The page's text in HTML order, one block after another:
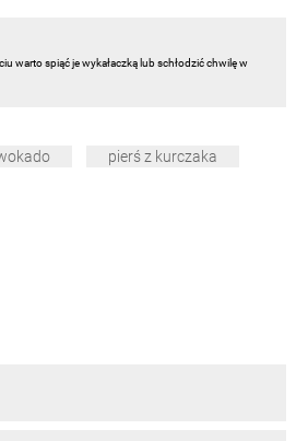
warto spiąć je wykałaczką lub schłodzić chwilę w
pierś z kurczaka